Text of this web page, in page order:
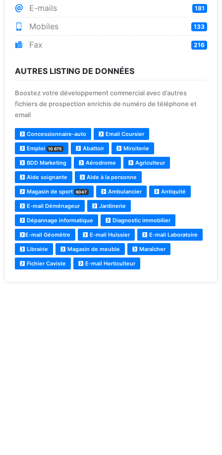
E-mails 181
Mobiles 133
Fax 216
AUTRES LISTING DE DONNÉES
Boostez votre développement commercial avec d’autres
fichiers de prospection enrichis de numéro de téléphone et
email
Concessionnaire-auto Email Coursier
Emploi 10 675 Abattoir Miroiterie
BDD Marketing Aérodrome Agriculteur
Aide soignante Aide à la personne
Magasin de sport 6047 Ambulancier Antiquité
E-mail Déménageur Jardinerie
Dépannage informatique Diagnostic immobilier
E-mail Géomètre E-mail Huissier E-mail Laboratoire
Librairie Magasin de meuble Maraîcher
Fichier Caviste E-mail Horticulteur